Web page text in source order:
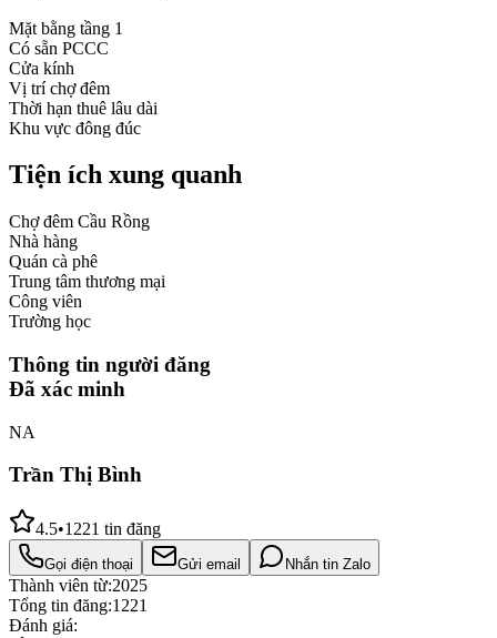
Mặt bằng tầng 1
Có sẵn PCCC
Cửa kính
Vị trí chợ đêm
Thời hạn thuê lâu dài
Khu vực đông đúc
Tiện ích xung quanh
Chợ đêm Cầu Rồng
Nhà hàng
Quán cà phê
Trung tâm thương mại
Công viên
Trường học
Thông tin người đăng
Đã xác minh
NA
Trần Thị Bình
4.5•1221 tin đăng
Gọi điện thoại Gửi email Nhắn tin Zalo
Thành viên từ:2025
Tổng tin đăng:1221
Đánh giá: